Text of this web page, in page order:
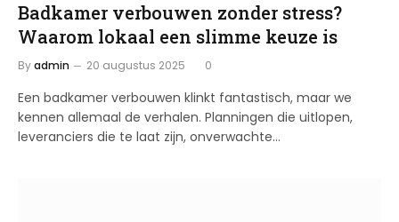
Badkamer verbouwen zonder stress?
Waarom lokaal een slimme keuze is
Byadmin 20 augustus 2025 0
Een badkamer verbouwen klinkt fantastisch, maar we
kennen allemaal de verhalen. Planningen die uitlopen,
leveranciers die te laat zijn, onverwachte…